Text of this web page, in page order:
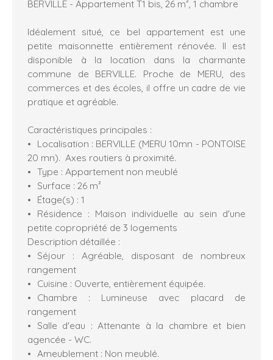
BERVILLE - Appartement T1 bis, 26 m², 1 chambre
Idéalement situé, ce bel appartement est une
petite maisonnette entièrement rénovée. Il est
disponible à la location dans la charmante
commune de BERVILLE. Proche de MERU, des
commerces et des écoles, il offre un cadre de vie
pratique et agréable.
Caractéristiques principales :
Localisation : BERVILLE (MERU 10mn - PONTOISE
20 mn). Axes routiers à proximité.
Type : Appartement non meublé
Surface : 26 m²
Étage(s) : 1
Résidence : Maison individuelle au sein d'une
petite copropriété de 3 logements
Description détaillée :
Séjour : Agréable, disposant de nombreux
rangement
Cuisine : Ouverte, entièrement équipée.
Chambre : Lumineuse avec placard de
rangement
Salle d'eau : Attenante à la chambre et bien
agencée - WC.
Ameublement : Non meublé.